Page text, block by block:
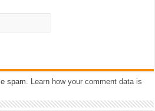
spam.
Learn how your comment data is